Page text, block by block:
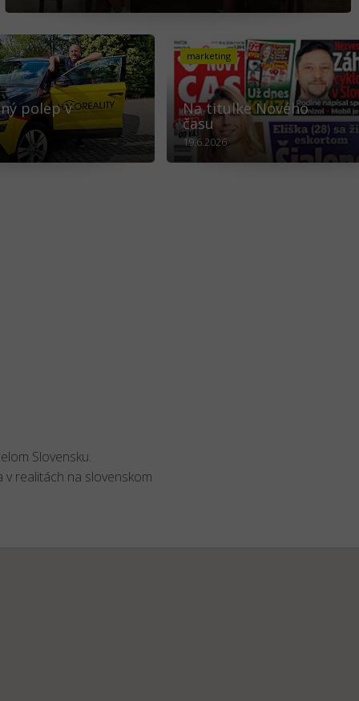
polep v
marketing
Na titulke Nového
času
19.6.2026
Slovensku.
v realitách na slovenskom